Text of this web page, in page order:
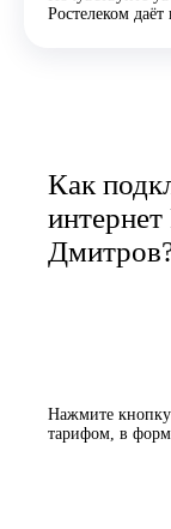
Ростелеком
Как
Нажмите
тарифом, в